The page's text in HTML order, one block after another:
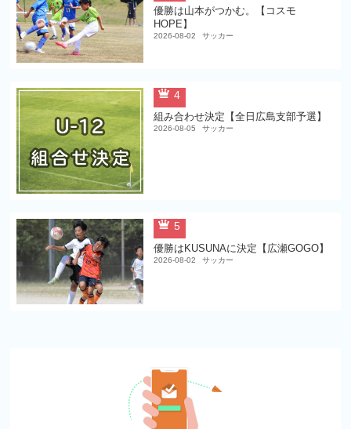
優勝は山本がつかむ。【コスモ
HOPE】
2026-08-02 サッカー
4
組み合わせ決定【全日広島支部予選】
2026-08-05 サッカー
5
優勝はKUSUNAに決定【広瀬GOGO】
2026-08-02 サッカー